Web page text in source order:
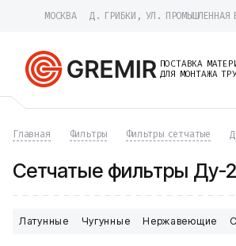
МОСКВА Д. ГРИБКИ, УЛ. ПРОМЫШЛЕННАЯ
ПОСТАВКА
ДЛЯ МОНТАЖА
Трубы
Хомуты
Фланцы
Тройники
Главная Фильтры Фильтры сетчатые
Сетчатые фильтры Ду-
Латунные Чугунные Нержавеющие